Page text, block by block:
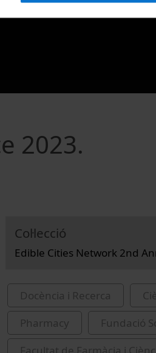
2023.
Col·lecció
Edible Cities Network 2nd
Docència i Recerca
Pharmacy
Fundació
Facultat de Farmàcia i